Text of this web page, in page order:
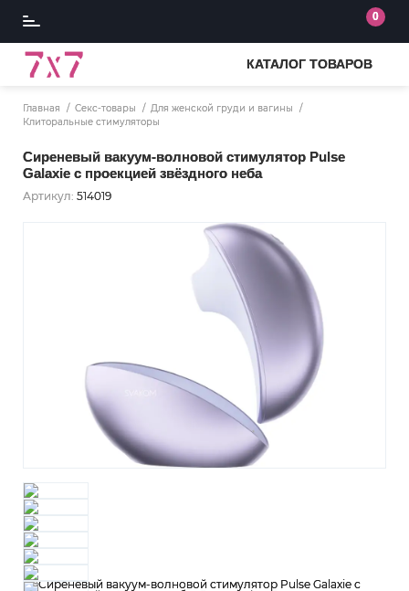
0
КАТАЛОГ ТОВАРОВ
Главная Секс-товары
Для женской груди и вагины
Клиторальные стимуляторы
Сиреневый вакуум-волновой стимулятор Pulse
Galaxie с проекцией звёздного неба
Артикул: 514019